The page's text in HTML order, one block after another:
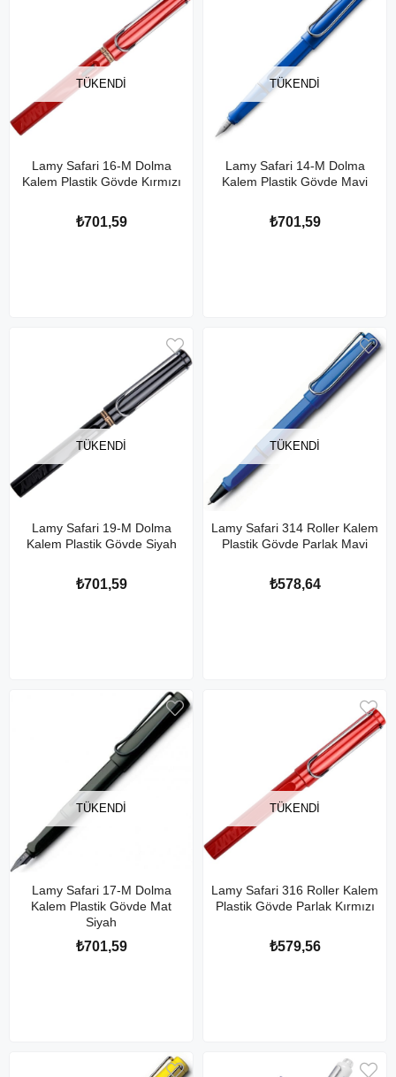
TÜKENDI
Lamy Safari 16-M Dolma
Kalem Plastik Gövde Kırmızı
₺701,59
TÜKENDI
Lamy Safari 14-M Dolma
Kalem Plastik Gövde Mavi
₺701,59
TÜKENDI
Lamy Safari 19-M Dolma
Kalem Plastik Gövde Siyah
₺701,59
TÜKENDI
Lamy Safari 314 Roller Kalem
Plastik Gövde Parlak Mavi
₺578,64
TÜKENDI
Lamy Safari 17-M Dolma
Kalem Plastik Gövde Mat
Siyah
₺701,59
TÜKENDI
Lamy Safari 316 Roller Kalem
Plastik Gövde Parlak Kırmızı
₺579,56